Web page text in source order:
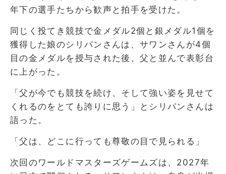
年下の選手たちから歓声と拍手を受けた。
同じく投てき競技で金メダル2個と銀メダル1個を
獲得した娘のシリパンさんは、サワンさんが4個
目の金メダルを授与された後、父と並んで表彰台
に上がった。
「父が今でも競技を続け、そして強い姿を見せて
くれるのをとても誇りに思う」とシリパンさんは
語った。
「父は、どこに行っても尊敬の目で見られる」
次回のワールドマスターズゲームズは、2027年